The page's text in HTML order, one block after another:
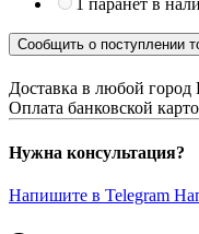
Сообщить о поступлении
Доставка в любой город
Оплата банковской
Нужна консультация?
Напишите в Telegram